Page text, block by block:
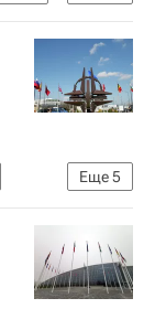
Еще5
ООН